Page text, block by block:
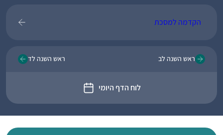
הקדמה למסכת
ראש השנה לב
לוח הדף היומי
ראש השנה לד